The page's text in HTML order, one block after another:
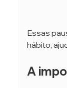
Essas
hábito,
A